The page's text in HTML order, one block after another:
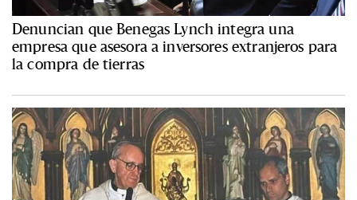
Denuncian que Benegas Lynch integra una
empresa que asesora a inversores extranjeros para
la compra de tierras